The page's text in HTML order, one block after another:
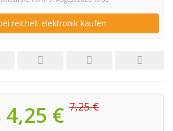
reichelt elektronik kaufen
4,25 € 7,25 €